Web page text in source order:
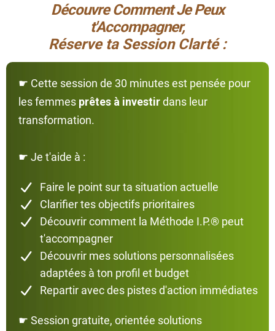
Découvre Comment Je Peux
t'Accompagner,
Réserve ta Session Clarté :
☛ Cette session de 30 minutes est pensée pour
les femmes prêtes à investirdans leur
transformation.
☛ Je t'aide à :
Faire le point sur ta situation actuelle
Clarifier tes objectifs prioritaires
Découvrir comment la Méthode I.P.® peut
t'accompagner
Découvrir mes solutions personnalisées
adaptées à ton profil et budget
Repartir avec des pistes d'action immédiates
☛ Session gratuite, orientée solutions